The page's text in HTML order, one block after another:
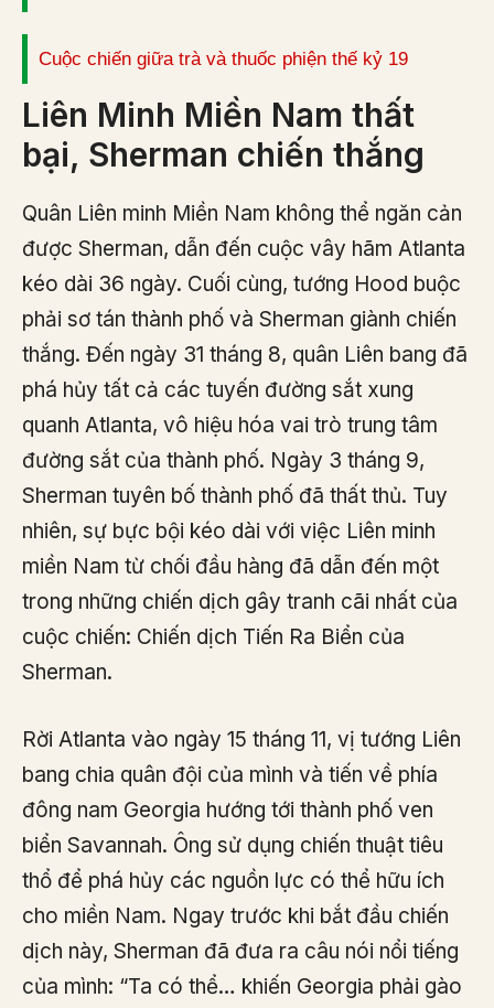
Cuộc chiến giữa trà và thuốc phiện thế kỷ 19
Liên Minh Miền Nam thất
bại, Sherman chiến thắng
Quân Liên minh Miền Nam không thể ngăn cản
được Sherman, dẫn đến cuộc vây hãm Atlanta
kéo dài 36 ngày. Cuối cùng, tướng Hood buộc
phải sơ tán thành phố và Sherman giành chiến
thắng. Đến ngày 31 tháng 8, quân Liên bang đã
phá hủy tất cả các tuyến đường sắt xung
quanh Atlanta, vô hiệu hóa vai trò trung tâm
đường sắt của thành phố. Ngày 3 tháng 9,
Sherman tuyên bố thành phố đã thất thủ. Tuy
nhiên, sự bực bội kéo dài với việc Liên minh
miền Nam từ chối đầu hàng đã dẫn đến một
trong những chiến dịch gây tranh cãi nhất của
cuộc chiến: Chiến dịch Tiến Ra Biển của
Sherman.
Rời Atlanta vào ngày 15 tháng 11, vị tướng Liên
bang chia quân đội của mình và tiến về phía
đông nam Georgia hướng tới thành phố ven
biển Savannah. Ông sử dụng chiến thuật tiêu
thổ để phá hủy các nguồn lực có thể hữu ích
cho miền Nam. Ngay trước khi bắt đầu chiến
dịch này, Sherman đã đưa ra câu nói nổi tiếng
của mình: “Ta có thể… khiến Georgia phải gào